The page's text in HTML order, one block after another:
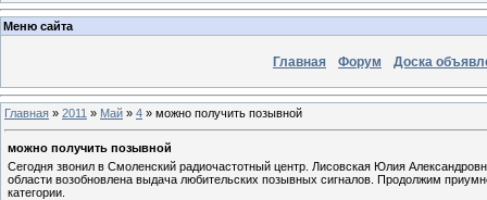
Меню сайта
Главная Форум Доска
Главная » 2011 » Май » 4 » можно получить позывной
можно получить позывной
Сегодня звонил в Смоленский радиочастотный центр. Лисовская Юлия
области возобновлена выдача любительских позывных сигналов. Продолжим
категории.